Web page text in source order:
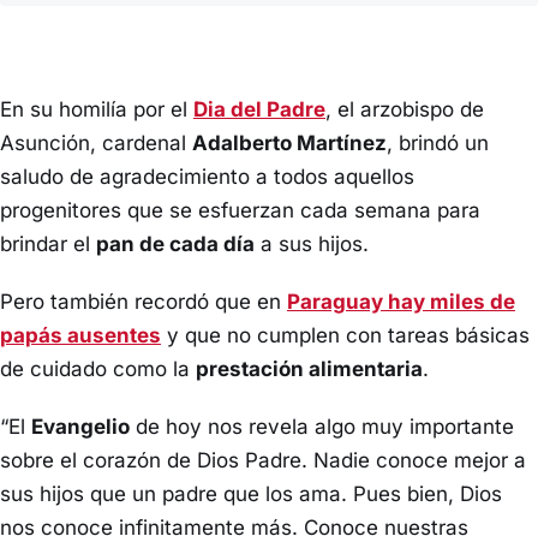
En su homilía por el Dia del Padre, el arzobispo de
Asunción, cardenal Adalberto Martínez, brindó un
saludo de agradecimiento a todos aquellos
progenitores que se esfuerzan cada semana para
brindar el pan de cada día a sus hijos.
Pero también recordó que en Paraguay hay miles de
papás ausentes y que no cumplen con tareas básicas
de cuidado como la prestación alimentaria.
“El Evangelio de hoy nos revela algo muy importante
sobre el corazón de Dios Padre. Nadie conoce mejor a
sus hijos que un padre que los ama. Pues bien, Dios
nos conoce infinitamente más. Conoce nuestras